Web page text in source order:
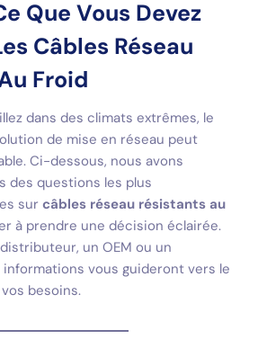
Que Vous Devez
Câbles Réseau
Froid
dans des climats extrêmes, le
de mise en réseau peut
Ci-dessous, nous avons
des questions les plus
sur câbles réseau résistants au
à prendre une décision éclairée.
un OEM ou un
vous guideront vers le
besoins.